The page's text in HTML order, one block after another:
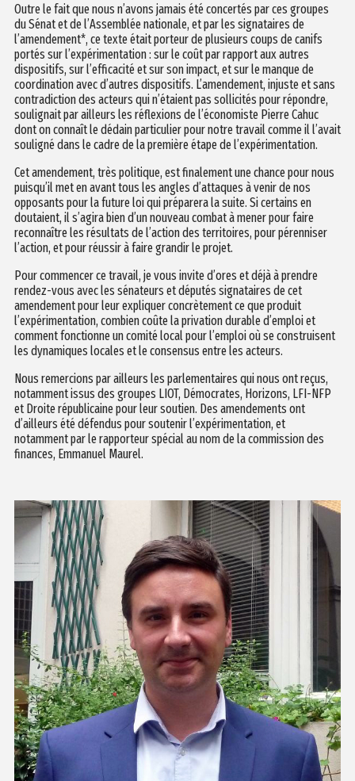
Outre le fait que nous n’avons jamais été concertés par ces groupes
du Sénat et de l’Assemblée nationale, et par les signataires de
l’amendement*, ce texte était porteur de plusieurs coups de canifs
portés sur l’expérimentation : sur le coût par rapport aux autres
dispositifs, sur l’efficacité et sur son impact, et sur le manque de
coordination avec d’autres dispositifs. L’amendement, injuste et sans
contradiction des acteurs qui n’étaient pas sollicités pour répondre,
soulignait par ailleurs les réflexions de l’économiste Pierre Cahuc
dont on connaît le dédain particulier pour notre travail comme il l’avait
souligné dans le cadre de la première étape de l’expérimentation.
Cet amendement, très politique, est finalement une chance pour nous
puisqu’il met en avant tous les angles d’attaques à venir de nos
opposants pour la future loi qui préparera la suite. Si certains en
doutaient, il s’agira bien d’un nouveau combat à mener pour faire
reconnaître les résultats de l’action des territoires, pour pérenniser
l’action, et pour réussir à faire grandir le projet.
Pour commencer ce travail, je vous invite d’ores et déjà à prendre
rendez-vous avec les sénateurs et députés signataires de cet
amendement pour leur expliquer concrètement ce que produit
l’expérimentation, combien coûte la privation durable d’emploi et
comment fonctionne un comité local pour l’emploi où se construisent
les dynamiques locales et le consensus entre les acteurs.
Nous remercions par ailleurs les parlementaires qui nous ont reçus,
notamment issus des groupes LIOT, Démocrates, Horizons, LFI-NFP
et Droite républicaine pour leur soutien. Des amendements ont
d’ailleurs été défendus pour soutenir l’expérimentation, et
notamment par le rapporteur spécial au nom de la commission des
finances, Emmanuel Maurel.